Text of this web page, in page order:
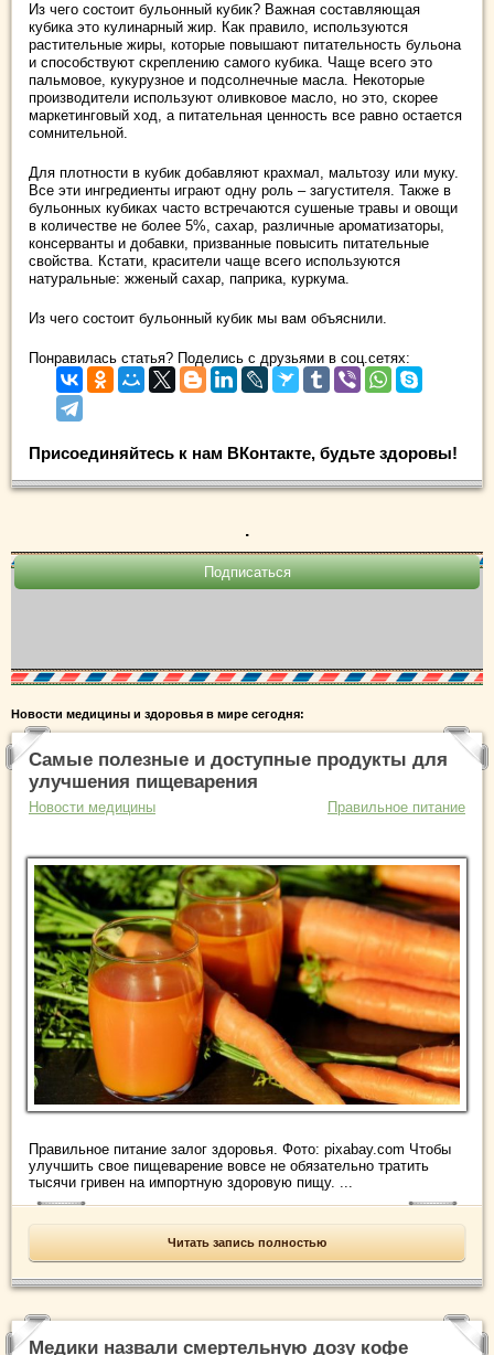
Из чего состоит бульонный кубик? Важная составляющая
кубика это кулинарный жир. Как правило, используются
растительные жиры, которые повышают питательность бульона
и способствуют скреплению самого кубика. Чаще всего это
пальмовое, кукурузное и подсолнечные масла. Некоторые
производители используют оливковое масло, но это, скорее
маркетинговый ход, а питательная ценность все равно остается
сомнительной.
Для плотности в кубик добавляют крахмал, мальтозу или муку.
Все эти ингредиенты играют одну роль – загустителя. Также в
бульонных кубиках часто встречаются сушеные травы и овощи
в количестве не более 5%, сахар, различные ароматизаторы,
консерванты и добавки, призванные повысить питательные
свойства. Кстати, красители чаще всего используются
натуральные: жженый сахар, паприка, куркума.
Из чего состоит бульонный кубик мы вам объяснили.
Понравилась статья? Поделись с друзьями в соц.сетях:
Присоединяйтесь к нам ВКонтакте, будьте здоровы!
.
Новости медицины и здоровья в мире сегодня:
Самые полезные и доступные продукты для
улучшения пищеварения
Новости медицины Правильное питание
Правильное питание залог здоровья. Фото: pixabay.com Чтобы
улучшить свое пищеварение вовсе не обязательно тратить
тысячи гривен на импортную здоровую пищу. ...
Читать запись полностью
Медики назвали смертельную дозу кофе